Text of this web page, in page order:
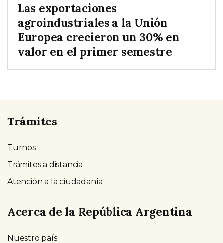
Las exportaciones
agroindustriales a la Unión
Europea crecieron un 30% en
valor en el primer semestre
Trámites
Turnos
Trámites a distancia
Atención a la ciudadanía
Acerca de la República Argentina
Nuestro país